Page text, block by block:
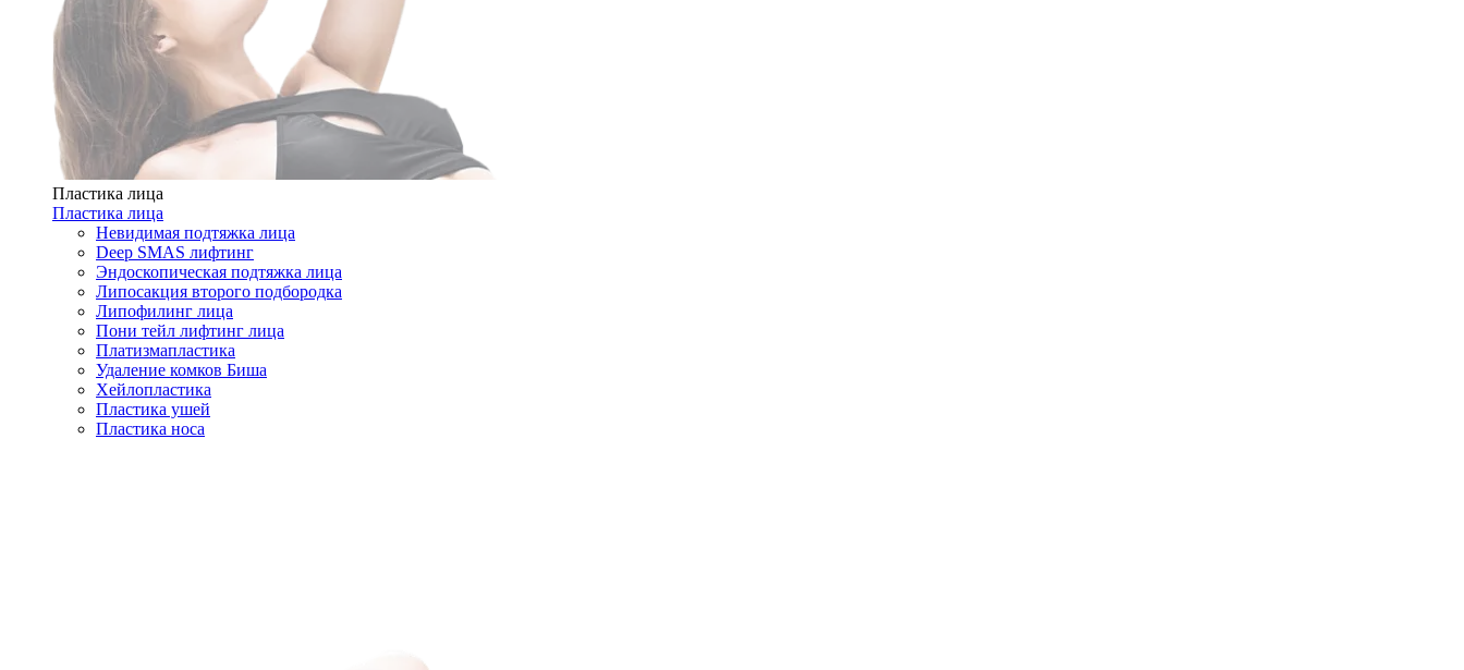
Пластика лица
Пластика лица
Невидимая подтяжка лица
Deep SMAS лифтинг
Эндоскопическая подтяжка лица
Липосакция второго подбородка
Липофилинг лица
Пони тейл лифтинг лица
Платизмапластика
Удаление комков Биша
Хейлопластика
Пластика ушей
Пластика носа